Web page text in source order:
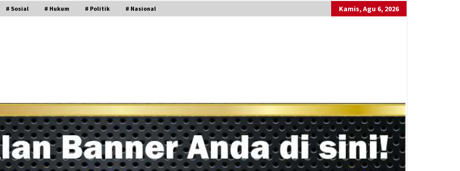
# Sosial # Hukum # Politik # Nasional Kamis, Agu 6, 2026